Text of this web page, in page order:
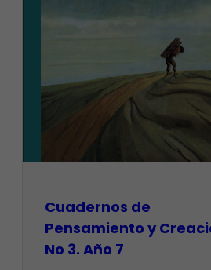
Cuadernos de
Pensamiento y
No 3. Año 7